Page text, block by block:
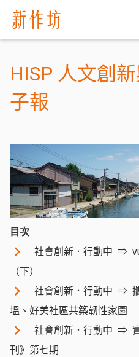
HISP 人文創
子報
目次
社會創新．行動中
（下）
社會創新．行動中
塭、好美社區共築韌性家園
社會創新．行動中
刊》第七期